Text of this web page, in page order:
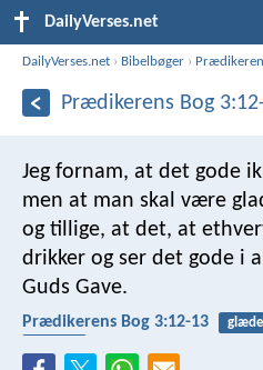
DailyVerses.net
DailyVerses.net › Bibelbøger ›
Prædikerens Bog
Jeg fornam, at det gode
men at man skal være
og tillige, at det, at
drikker og ser det gode i
Guds Gave.
Prædikerens Bog 3:12-13 glæde